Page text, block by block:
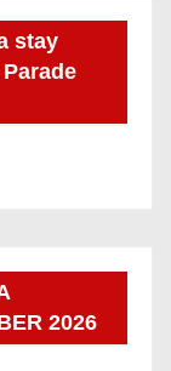
stay
2026